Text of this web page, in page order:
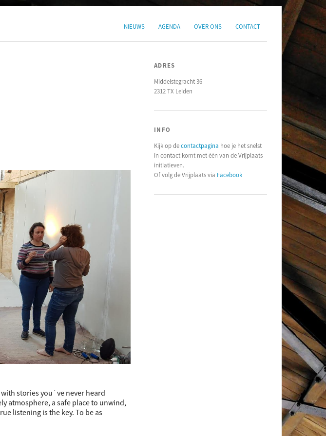
NIEUWS AGENDA OVER ONS CONTACT
with stories you´ve never heard
atmosphere, a safe place to unwind,
listening is the key. To be as
ADRES
Middelstegracht 36
2312 TX Leiden
INFO
Kijk op decontactpagina hoe je het snelst
in contact komt met één van de Vrijplaats
initiatieven.
Of volg de Vrijplaats via Facebook